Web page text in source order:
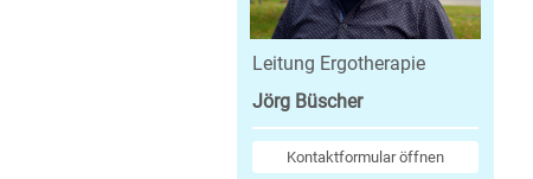
Leitung Ergotherapie
Jörg Büscher
Kontaktformular öffnen